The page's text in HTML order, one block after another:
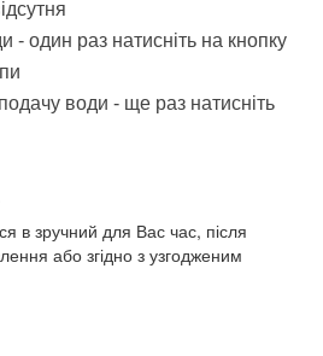
- один раз натисніть на кнопку
води - ще раз натисніть
в зручний для Вас час, після
або згідно з узгодженим